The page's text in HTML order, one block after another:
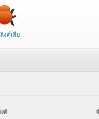
งค์เสีย
งค์